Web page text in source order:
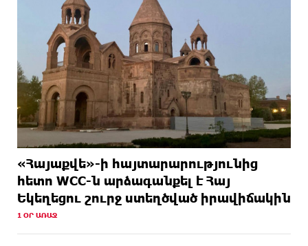
«Հայաքվե»-ի հայտարարությունից
հետո WCC-ն արձագանքել է Հայ
Եկեղեցու շուրջ ստեղծված իրավիճակին
1 ՕՐ ԱՌԱՋ